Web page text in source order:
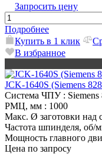
Запросить цену
Подробнее
Купить в 1 клик
В избранное
JCK-1640S (Siemens
Система ЧПУ: Siemens
РМЦ, мм : 1000
Макс. Ø заготовки над
Частота шпинделя, об/
Мощность главного
Цена по запросу